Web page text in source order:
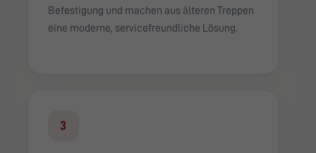
Befestigung und machen aus älteren Treppen
eine moderne, servicefreundliche Lösung.
3